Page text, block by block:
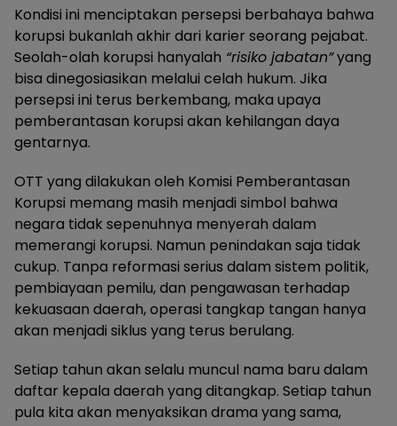
Kondisi ini menciptakan persepsi berbahaya bahwa
korupsi bukanlah akhir dari karier seorang pejabat.
Seolah-olah korupsi hanyalah “risiko jabatan”yang
bisa dinegosiasikan melalui celah hukum. Jika
persepsi ini terus berkembang, maka upaya
pemberantasan korupsi akan kehilangan daya
gentarnya.
OTT yang dilakukan oleh Komisi Pemberantasan
Korupsi memang masih menjadi simbol bahwa
negara tidak sepenuhnya menyerah dalam
memerangi korupsi. Namun penindakan saja tidak
cukup. Tanpa reformasi serius dalam sistem politik,
pembiayaan pemilu, dan pengawasan terhadap
kekuasaan daerah, operasi tangkap tangan hanya
akan menjadi siklus yang terus berulang.
Setiap tahun akan selalu muncul nama baru dalam
daftar kepala daerah yang ditangkap. Setiap tahun
pula kita akan menyaksikan drama yang sama,